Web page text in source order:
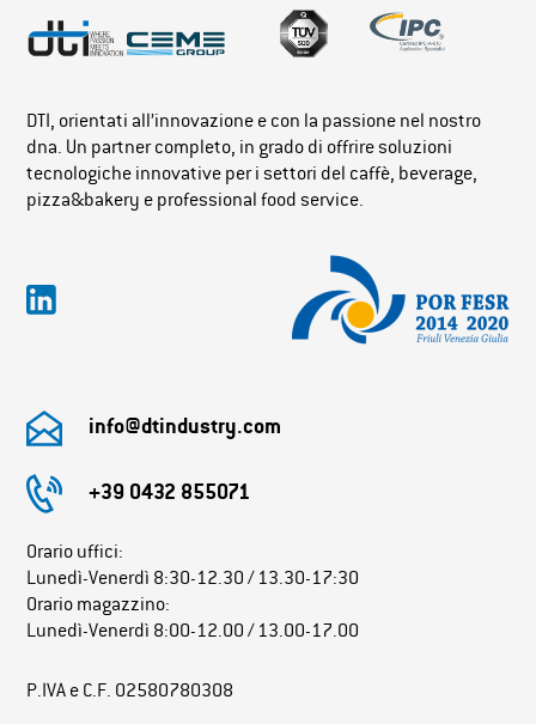
DTI, orientati all’innovazione e con la passione nel nostro
dna. Un partner completo, in grado di offrire soluzioni
tecnologiche innovative per i settori del caffè, beverage,
pizza&bakery e professional food service.
info@dtindustry.com
+39 0432 855071
Orario uffici:
Lunedì-Venerdì 8:30-12.30 / 13.30-17:30
Orario magazzino:
Lunedì-Venerdì 8:00-12.00 / 13.00-17.00
P.IVA e C.F. 02580780308